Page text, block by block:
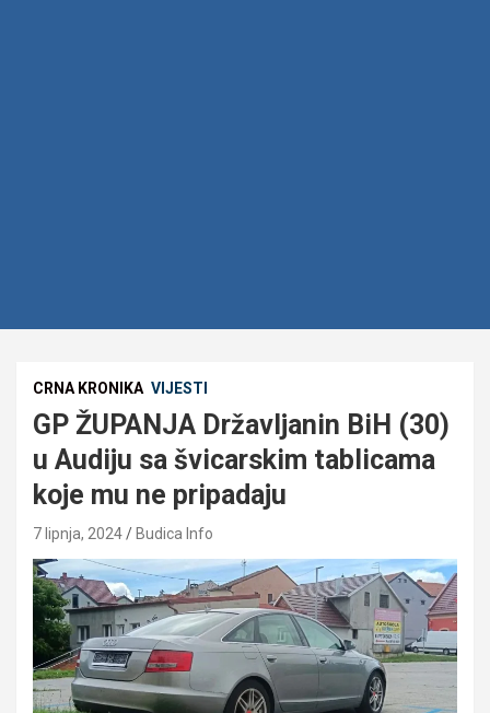
CRNA KRONIKA VIJESTI
GP ŽUPANJA Državljanin BiH (30)
u Audiju sa švicarskim tablicama
koje mu ne pripadaju
7 lipnja, 2024 Budica Info